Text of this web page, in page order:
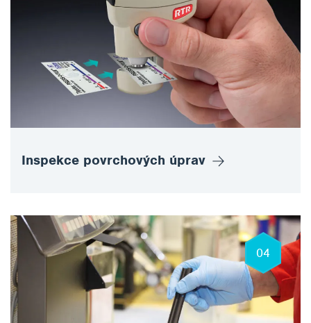
Inspekce povrchových úprav
04